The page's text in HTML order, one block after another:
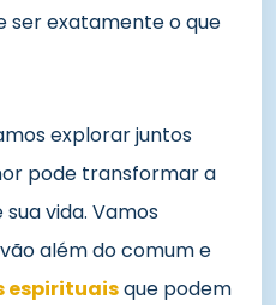
ser exatamente o que
explorar juntos
pode transformar a
vida. Vamos
além do comum e
espirituaisque podem